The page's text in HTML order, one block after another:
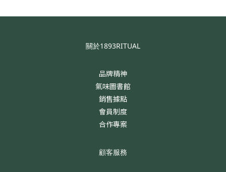
關於1893RITUAL
品牌精神
氣味圖書館
銷售據點
會員制度
合作專案
顧客服務